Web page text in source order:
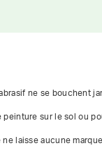
ne se bouchent
peinture sur le sol ou
laisse aucune